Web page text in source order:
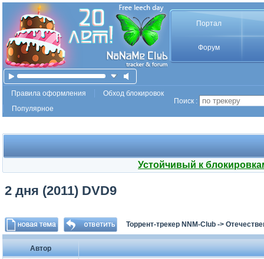
Портал
Форум
Правила оформления
Обход блокировок
Популярное
Поиск :
Устойчивый к
2 дня (2011) DVD9
Торрент-трекер NNM-Club ->
Автор